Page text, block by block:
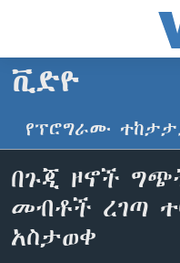
ማገናኛዎች
ዋናው
ይዘት
ወደ
ዋናው
ይዘት
እለፍ
ዜና
ኢትዮጵያ
ዓለምአቀፍ
አሜሪካ
ኑሮ በጤንነት
ከምሽቱ ሦስት ሰዓት
ቪዲዮ
ቪድዮ
የፕሮግራሙ
በጉጂ ዞኖች
መብቶች ረገጣ
አስታወቀ